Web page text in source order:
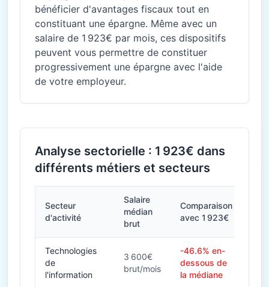
bénéficier d'avantages fiscaux tout en
constituant une épargne. Même avec un
salaire de 1 923€ par mois, ces dispositifs
peuvent vous permettre de constituer
progressivement une épargne avec l'aide
de votre employeur.
Analyse sectorielle : 1 923€ dans
différents métiers et secteurs
Secteur
d'activité
Salaire
médian
brut
Comparaison
avec 1 923€
Technologies
de
l'information
3 600€
brut/mois
-46.6% en-
dessous de
la médiane